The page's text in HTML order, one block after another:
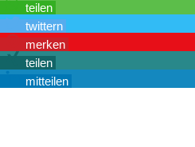
teilen
twittern
merken
teilen
mitteilen